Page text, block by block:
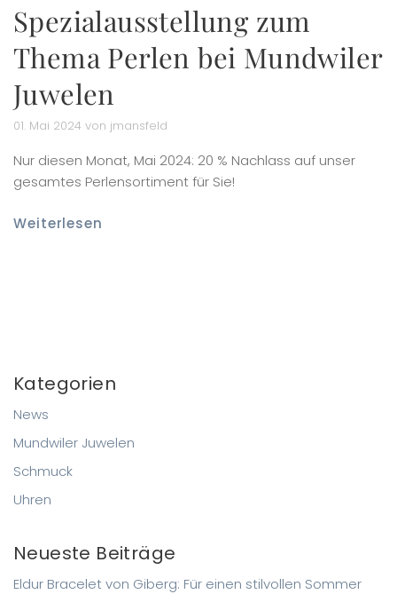
Spezialausstellung zum
Thema Perlen bei Mundwiler
Juwelen
01. Mai 2024 von jmansfeld
Nur diesen Monat, Mai 2024: 20 % Nachlass auf unser
gesamtes Perlensortiment für Sie!
Weiterlesen
Kategorien
News
Mundwiler Juwelen
Schmuck
Uhren
Neueste Beiträge
Eldur Bracelet von Giberg: Für einen stilvollen Sommer